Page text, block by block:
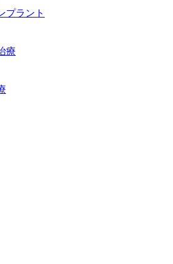
プラント
療